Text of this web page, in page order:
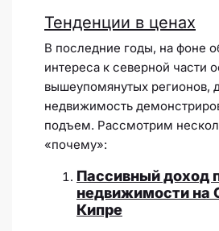
Тенденции в ценах
В последние годы, на фоне
интереса к северной части
вышеупомянутых регионов,
недвижимость
подъем. Рассмотрим
«почему»:
Пассивный доход
недвижимости на
Кипре